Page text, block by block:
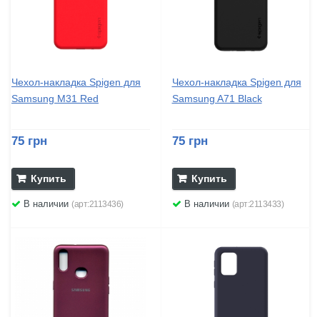
Чехол-накладка Spigen для
Samsung M31 Red
75 грн
Купить
В наличии (арт:2113436)
Чехол-накладка Spigen для
Samsung A71 Black
75 грн
Купить
В наличии (арт:2113433)